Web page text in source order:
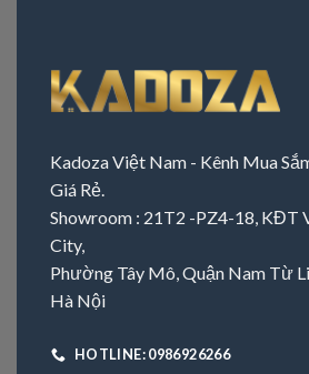
Kadoza Việt Nam - Kênh Mua
Giá Rẻ.
Showroom : 21T2 -PZ4-18, KĐT
City,
Phường Tây Mô, Quận Nam Từ
Hà Nội
HOTLINE: 0986926266